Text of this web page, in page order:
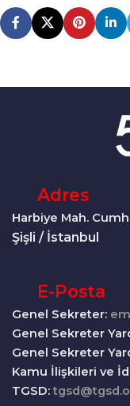
Adres
Harbiye Mah.
Şişli / İstanbul
E-Posta
Genel Sekreter:
Genel Sekreter
Genel Sekreter
Kamu İlişkileri ve
TGSD: